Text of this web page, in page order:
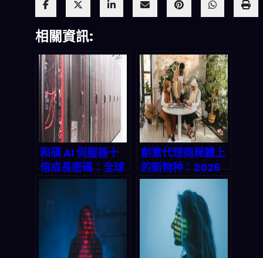
相關資訊:
和碩 AI 伺服器十
倍成長密碼：全球
产能布局與
market timing
的完美化學作用
創意代理商屍體上
的新物种：2026
年需求驅動型平台
崛起全解剖